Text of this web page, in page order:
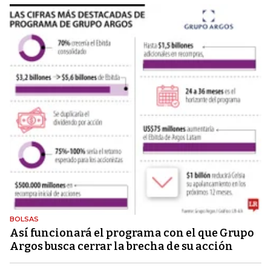
BOLSAS
Así funcionará el programa con el que Grupo
Argos busca cerrar la brecha de su acción